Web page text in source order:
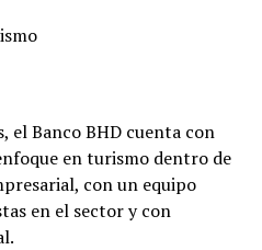
el Banco BHD cuenta con
en turismo dentro de
con un equipo
en el sector y con